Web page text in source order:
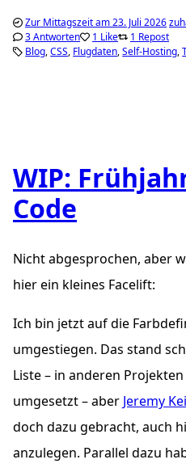
Zur Mittagszeit am 23. Juli 2026
3 Antworten
1 Like
1 Repost
Blog CSS Flugdaten Self-Hosting
WIP:
Code
Nicht abgesprochen, aber
hier ein kleines Facelift:
Ich bin jetzt auf die
umgestiegen. Das stand
Liste – in anderen
umgesetzt – aber Jeremy
doch dazu gebracht, auch
anzulegen. Parallel dazu